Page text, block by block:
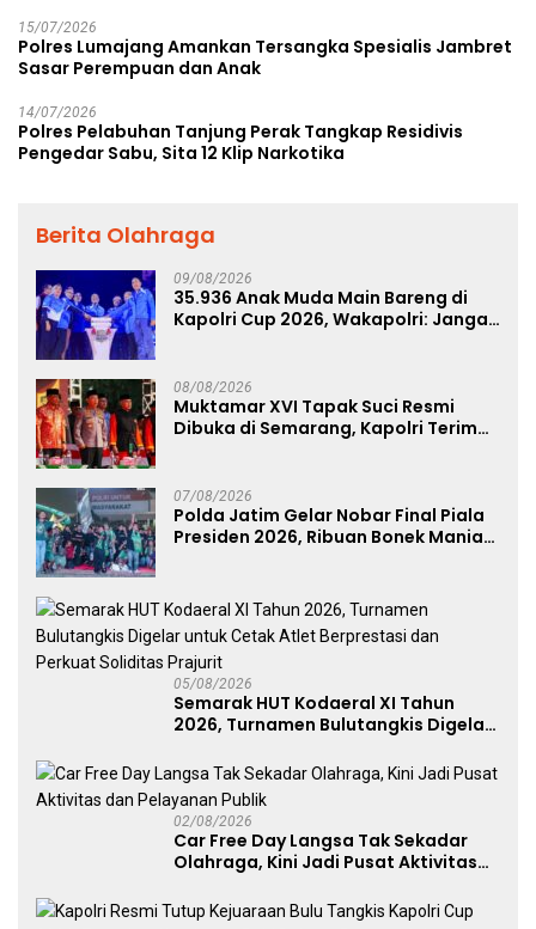
15/07/2026
Polres Lumajang Amankan Tersangka Spesialis Jambret
Sasar Perempuan dan Anak
14/07/2026
Polres Pelabuhan Tanjung Perak Tangkap Residivis
Pengedar Sabu, Sita 12 Klip Narkotika
Berita Olahraga
09/08/2026
35.936 Anak Muda Main Bareng di
Kapolri Cup 2026, Wakapolri: Jangan
08/08/2026
Muktamar XVI Tapak Suci Resmi
Dibuka di Semarang, Kapolri Terima
07/08/2026
Polda Jatim Gelar Nobar Final Piala
Presiden 2026, Ribuan Bonek Mania
05/08/2026
Semarak HUT Kodaeral XI Tahun
2026, Turnamen Bulutangkis Digelar
Perkuat Soliditas Prajurit
02/08/2026
Car Free Day Langsa Tak Sekadar
Olahraga, Kini Jadi Pusat Aktivitas